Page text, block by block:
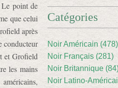
Le point de
que celui
après
conducteur
et Grofield
les mains
Catégories
Noir Américain (478)
Noir Français (281)
Noir Britannique
Noir Latino-